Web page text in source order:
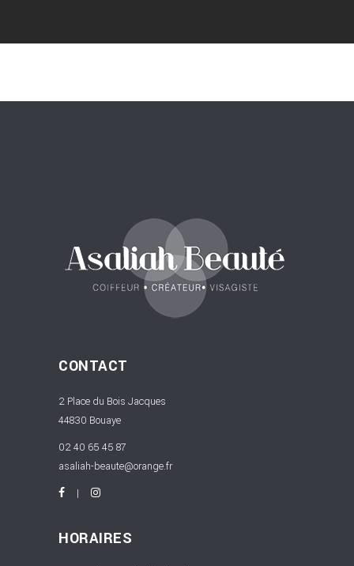
CONTACT
2 Place du Bois Jacques
44830 Bouaye
02 40 65 45 87
asaliah-beaute@orange.fr
HORAIRES